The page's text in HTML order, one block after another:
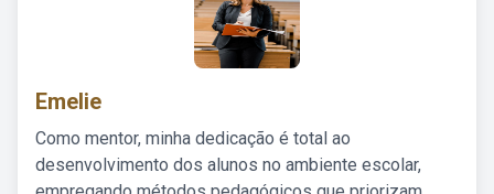
Emelie
Como mentor, minha dedicação é total ao
desenvolvimento dos alunos no ambiente escolar,